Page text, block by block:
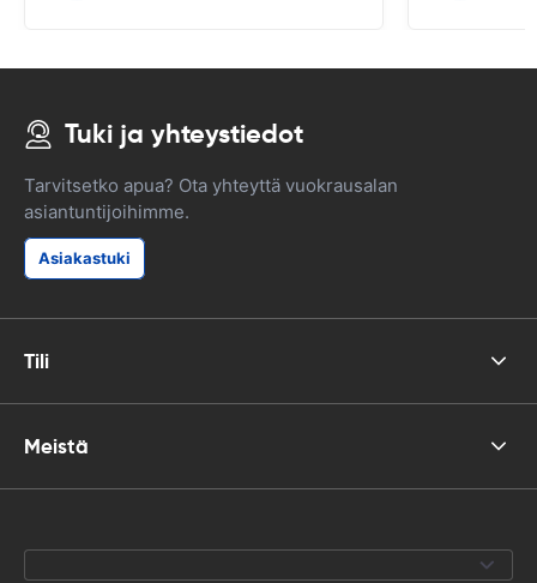
Tuki ja yhteystiedot
Tarvitsetko apua? Ota yhteyttä vuokrausalan
asiantuntijoihimme.
Asiakastuki
Tili
Meistä